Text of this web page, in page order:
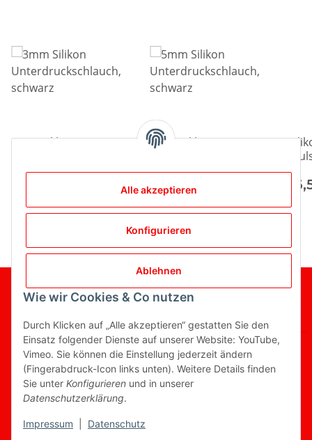
3mm Silikon
schwarz
5mm Silikon
schwarz
2,79 €
Gesetzliche Informationen
Informationen
Vertrag widerrufen
* Alle Preise inkl. gesetzlicher USt., zzgl.
Alle akzeptieren
Konfigurieren
Ablehnen
Wie wir Cookies & Co nutzen
Durch Klicken auf „Alle akzeptieren“ gestatten Sie den
Einsatz folgender Dienste auf unserer Website: YouTube,
Vimeo. Sie können die Einstellung jederzeit ändern
(Fingerabdruck-Icon links unten). Weitere Details finden
Sie unter Konfigurieren und in unserer
Datenschutzerklärung.
Impressum Datenschutz